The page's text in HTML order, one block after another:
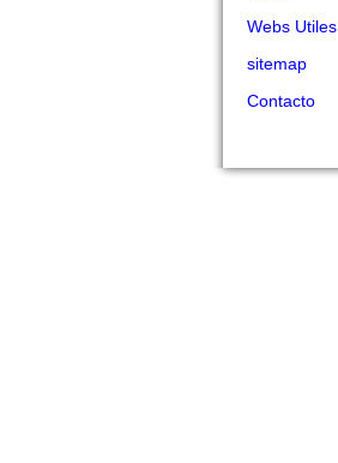
Webs Utiles
sitemap
Contacto